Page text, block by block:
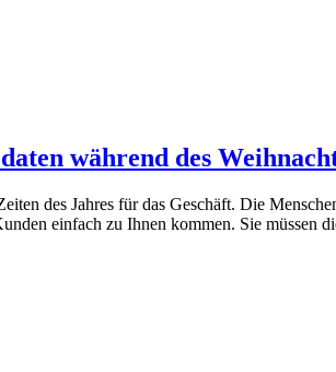
während des
des Jahres für das Geschäft. Die
einfach zu Ihnen kommen. Sie müssen